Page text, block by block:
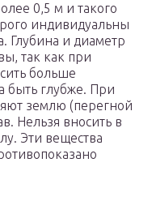
0,5 м и такого
индивидуальны
Глубина и диаметр
так как при
больше
быть глубже. При
землю (перегной
Нельзя вносить в
Эти вещества